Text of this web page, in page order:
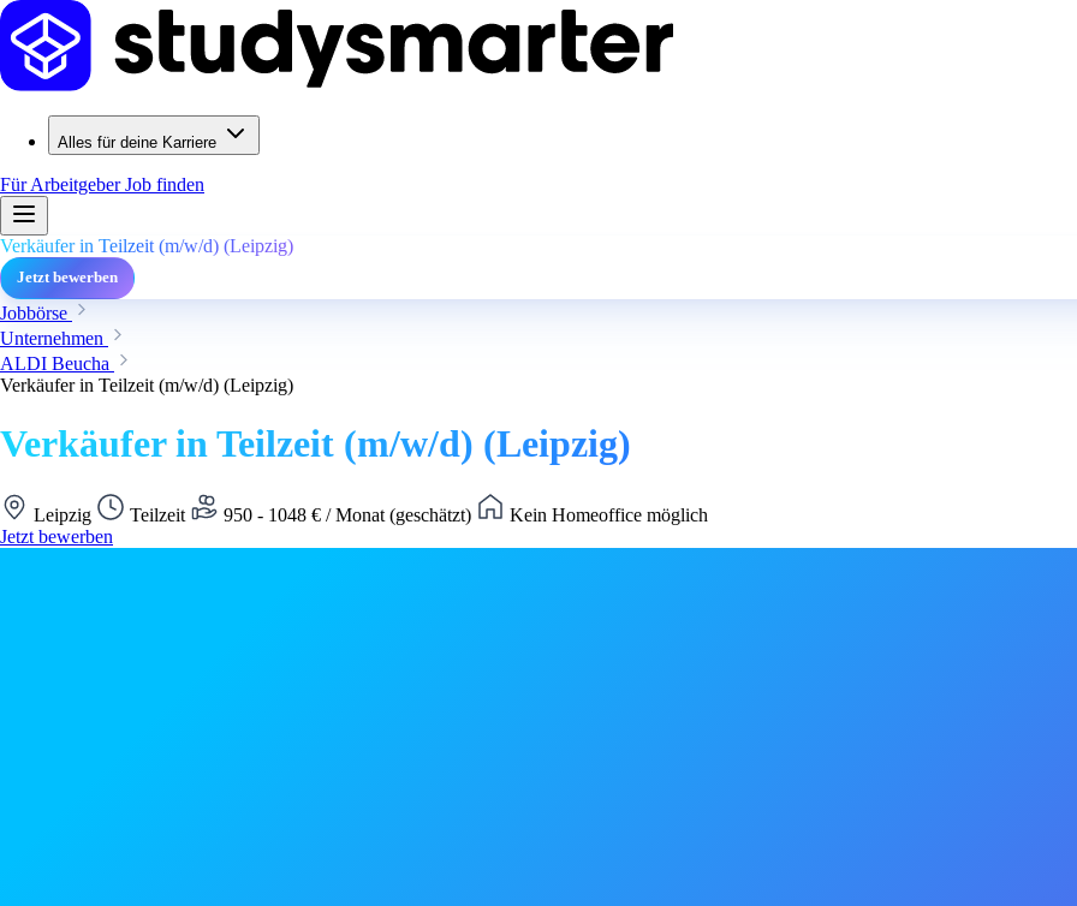
Alles für deine Karriere
Für ArbeitgeberJob finden
Verkäufer in Teilzeit (m/w/d) (Leipzig)
Jetzt bewerben
Jobbörse
Unternehmen
ALDI Beucha
Verkäufer in Teilzeit (m/w/d) (Leipzig)
Verkäufer in Teilzeit (m/w/d) (Leipzig)
Leipzig Teilzeit 950 - 1048 € / Monat (geschätzt)
Kein Homeoffice möglich
Jetzt bewerben